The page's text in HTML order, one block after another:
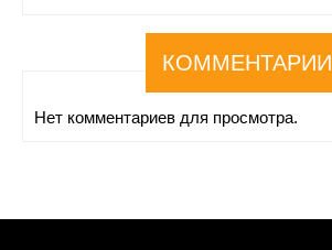
КОММЕНТАРИИ
Нет комментариев для просмотра.